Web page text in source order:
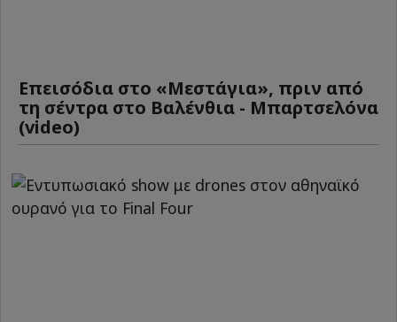
Επεισόδια στο «Μεστάγια», πριν από
τη σέντρα στο Βαλένθια - Μπαρτσελόνα
(video)